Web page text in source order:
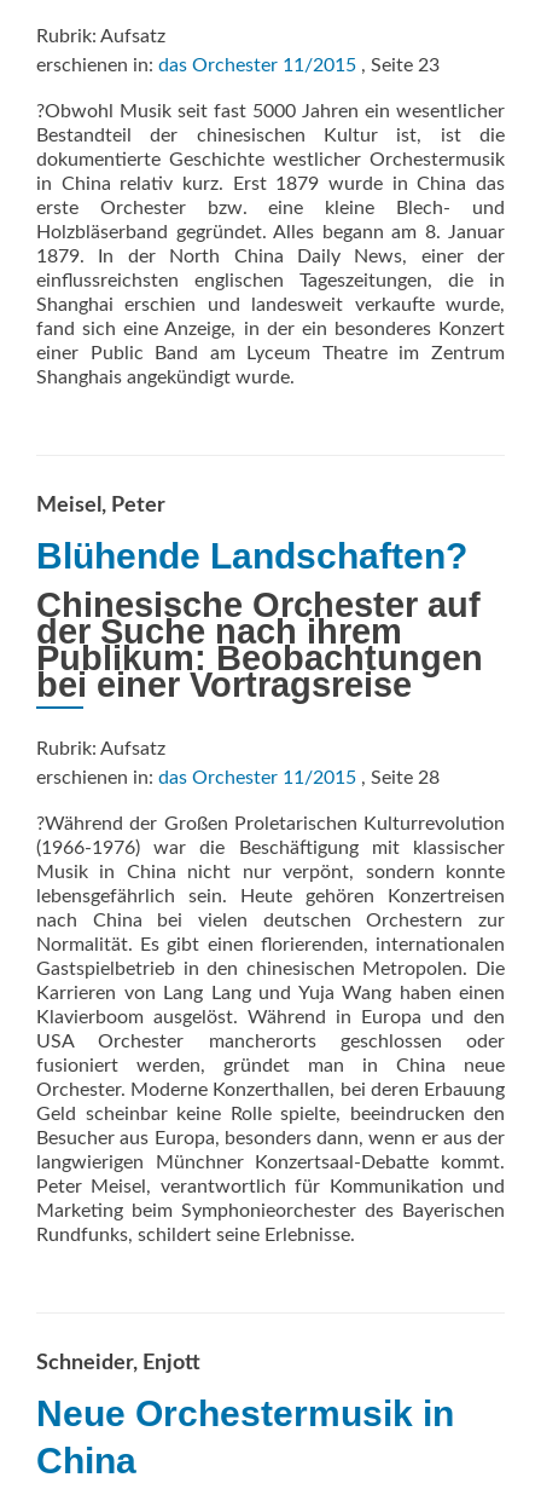
Rubrik: Aufsatz
erschienen in: das Orchester 11/2015 , Seite 23
?Obwohl Musik seit fast 5000 Jahren ein wesentlicher
Bestandteil der chinesischen Kultur ist, ist die
dokumentierte Geschichte westlicher Orchestermusik
in China relativ kurz. Erst 1879 wurde in China das
erste Orchester bzw. eine kleine Blech- und
Holzbläserband gegründet. Alles begann am 8. Januar
1879. In der North China Daily News, einer der
einflussreichsten englischen Tageszeitungen, die in
Shanghai erschien und landesweit verkaufte wurde,
fand sich eine Anzeige, in der ein besonderes Konzert
einer Public Band am Lyceum Theatre im Zentrum
Shanghais angekündigt wurde.
Meisel, Peter
Blühende Landschaften?
Chinesische Orchester auf
der Suche nach ihrem
Publikum: Beobachtungen
bei einer Vortragsreise
Rubrik: Aufsatz
erschienen in: das Orchester 11/2015 , Seite 28
?Während der Großen Proletarischen Kulturrevolution
(1966-1976) war die Beschäftigung mit klassischer
Musik in China nicht nur verpönt, sondern konnte
lebensgefährlich sein. Heute gehören Konzertreisen
nach China bei vielen deutschen Orchestern zur
Normalität. Es gibt einen florierenden, internationalen
Gastspielbetrieb in den chinesischen Metropolen. Die
Karrieren von Lang Lang und Yuja Wang haben einen
Klavierboom ausgelöst. Während in Europa und den
USA Orchester mancherorts geschlossen oder
fusioniert werden, gründet man in China neue
Orchester. Moderne Konzerthallen, bei deren Erbauung
Geld scheinbar keine Rolle spielte, beeindrucken den
Besucher aus Europa, besonders dann, wenn er aus der
langwierigen Münchner Konzertsaal-Debatte kommt.
Peter Meisel, verantwortlich für Kommunikation und
Marketing beim Symphonieorchester des Bayerischen
Rundfunks, schildert seine Erlebnisse.
Schneider, Enjott
Neue Orchestermusik in
China